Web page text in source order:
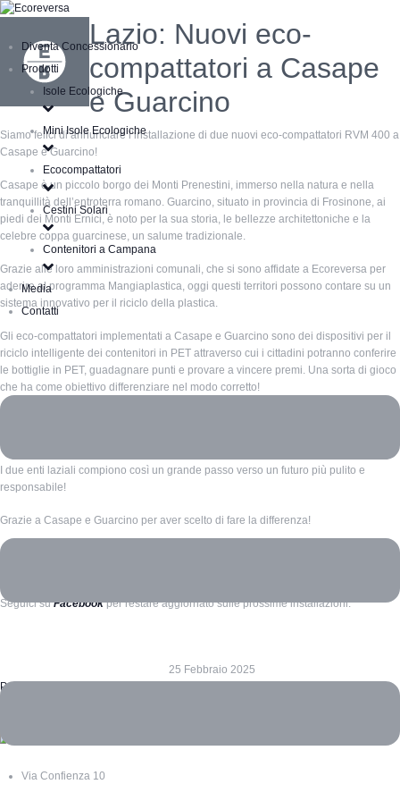
Diventa Concessionario
Prodotti
Isole Ecologiche
Mini Isole Ecologiche
Ecocompattatori
Cestini Solari
Contenitori a Campana
Media
Contatti
Lazio: Nuovi eco-
compattatori a Casape
e Guarcino
Siamo felici di annunciare l’installazione di due nuovi eco-compattatori RVM 400 a
Casape e Guarcino!
Casape è un piccolo borgo dei Monti Prenestini, immerso nella natura e nella
tranquillità dell’entroterra romano. Guarcino, situato in provincia di Frosinone, ai
piedi dei Monti Ernici, è noto per la sua storia, le bellezze architettoniche e la
celebre coppa guarcinese, un salume tradizionale.
Grazie alle loro amministrazioni comunali, che si sono affidate a Ecoreversa per
aderire al programma Mangiaplastica, oggi questi territori possono contare su un
sistema innovativo per il riciclo della plastica.
Gli eco-compattatori implementati a Casape e Guarcino sono dei dispositivi per il
riciclo intelligente dei contenitori in PET attraverso cui i cittadini potranno conferire
le bottiglie in PET, guadagnare punti e provare a vincere premi. Una sorta di gioco
che ha come obiettivo differenziare nel modo corretto!
I due enti laziali compiono così un grande passo verso un futuro più pulito e
responsabile!
Grazie a Casape e Guarcino per aver scelto di fare la differenza!
Intraprendi anche tu un percorso verso la sostenibilità, installando una Reverse
Seguici suFacebookper restare aggiornato sulle prossime installazioni.
25 Febbraio 2025
Precendente
Via Confienza 10